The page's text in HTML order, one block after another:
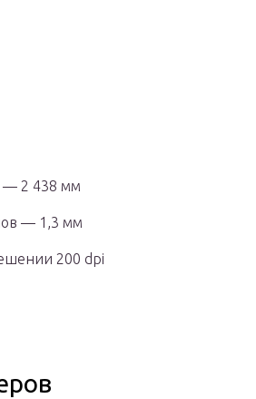
— 2 438 мм
— 1,3 мм
200 dpi